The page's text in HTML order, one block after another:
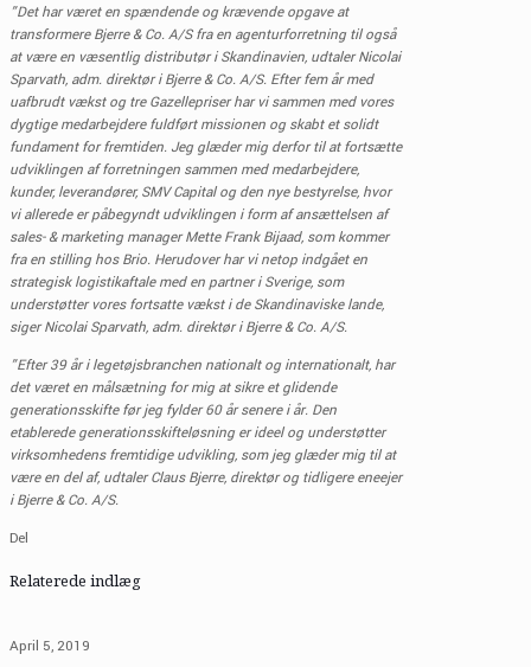
”Det har været en spændende og krævende opgave at
transformere Bjerre & Co. A/S fra en agenturforretning til også
at være en væsentlig distributør i Skandinavien, udtaler Nicolai
Sparvath, adm. direktør i Bjerre & Co. A/S. Efter fem år med
uafbrudt vækst og tre Gazellepriser har vi sammen med vores
dygtige medarbejdere fuldført missionen og skabt et solidt
fundament for fremtiden. Jeg glæder mig derfor til at fortsætte
udviklingen af forretningen sammen med medarbejdere,
kunder, leverandører, SMV Capital og den nye bestyrelse, hvor
vi allerede er påbegyndt udviklingen i form af ansættelsen af
sales- & marketing manager Mette Frank Bijaad, som kommer
fra en stilling hos Brio. Herudover har vi netop indgået en
strategisk logistikaftale med en partner i Sverige, som
understøtter vores fortsatte vækst i de Skandinaviske lande,
siger Nicolai Sparvath, adm. direktør i Bjerre & Co. A/S.
”Efter 39 år i legetøjsbranchen nationalt og internationalt, har
det været en målsætning for mig at sikre et glidende
generationsskifte før jeg fylder 60 år senere i år. Den
etablerede generationsskifteløsning er ideel og understøtter
virksomhedens fremtidige udvikling, som jeg glæder mig til at
være en del af, udtaler Claus Bjerre, direktør og tidligere eneejer
i Bjerre & Co. A/S.
Del
Relaterede indlæg
April 5, 2019